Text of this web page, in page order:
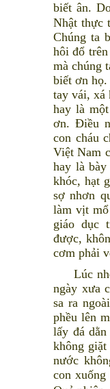
biết ân.
Nhật thực
Chúng ta
hôi đổ
mà chúng
biết ơn
tay vái, xá
hay là
ơn. Điều
con cháu
Việt Nam
hay là
khóc, hạt
sợ nhơn
làm vịt
giáo dục
được,
cơm phải
Lúc nhỏ
ngày xưa
sa ra
phều lên
lấy đá
không
nước
con xuống